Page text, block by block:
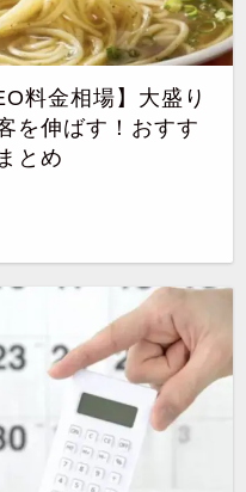
料金相場】大盛り
を伸ばす！おすす
とめ